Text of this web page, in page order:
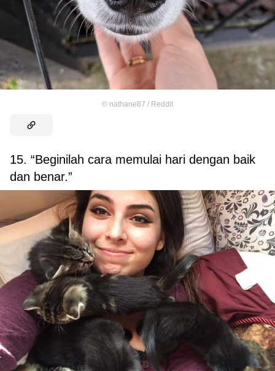
© nathane87 / Reddit
15. “Beginilah cara memulai hari dengan baik
dan benar.”